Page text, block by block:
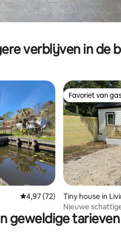
verblijven in de
90 recensies
Gemiddelde beoordeling van
4,97 (72)
Favoriet van
Favoriet van
Tiny house in
Nieuwe
geweldige